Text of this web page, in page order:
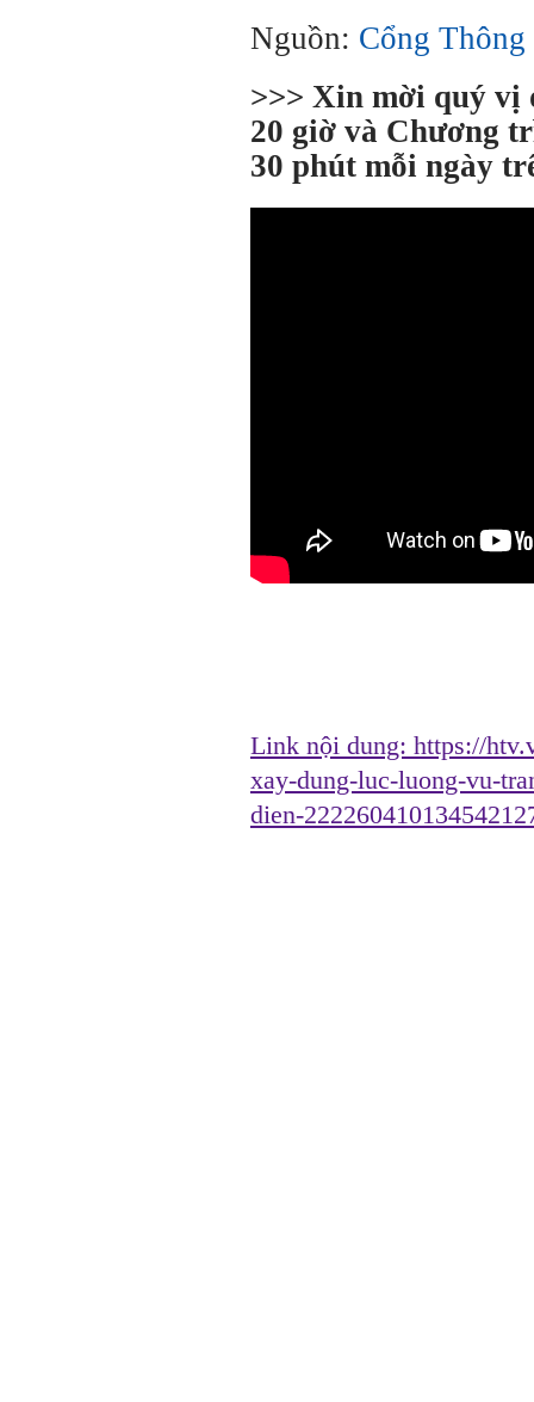
Nguồn: Cổng
>>> Xin mời quý vị
20 giờ và Chương
30 phút mỗi ngày
Link nội dung: https://
xay-dung-luc-luong-vu-
dien-